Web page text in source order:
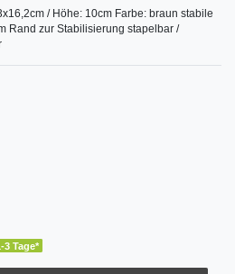
/ Höhe: 10cm Farbe: braun stabile
Rand zur Stabilisierung stapelbar /
Tage*